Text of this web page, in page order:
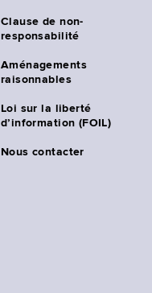
Clause de non-
responsabilité
Aménagements
raisonnables
Loi sur la liberté
d’information (FOIL)
Nous contacter